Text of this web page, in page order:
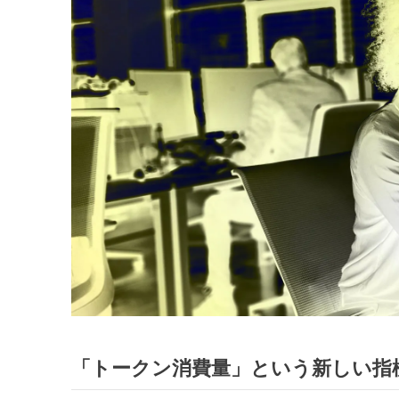
「トークン消費量」という新しい指